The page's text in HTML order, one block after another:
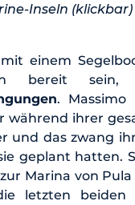
Inseln (klickbar)
einem
bereit
. Massimo
während ihrer
und das zwang
geplant hatten.
Marina von
letzten beiden